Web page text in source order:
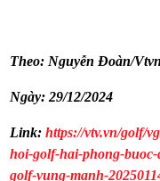
Theo: Nguyễn Đoàn/
Ngày: 29/12/2024
Link:https://vtv.vn/golf/
hoi-golf-hai-phong-
golf-vung-manh-